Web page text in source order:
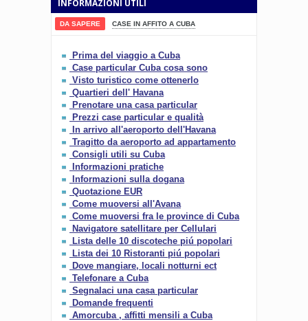
INFORMAZIONI UTILI
DA SAPERE CASE IN AFFITO A CUBA
Prima del viaggio a Cuba
Case particular Cuba cosa sono
Visto turistico come ottenerlo
Quartieri dell' Havana
Prenotare una casa particular
Prezzi case particular e qualità
In arrivo all'aeroporto dell'Havana
Tragitto da aeroporto ad appartamento
Consigli utili su Cuba
Informazioni pratiche
Informazioni sulla dogana
Quotazione EUR
Come muoversi all'Avana
Come muoversi fra le province di Cuba
Navigatore satellitare per Cellulari
Lista delle 10 discoteche piú popolari
Lista dei 10 Ristoranti piú popolari
Dove mangiare, locali notturni ect
Telefonare a Cuba
Segnalaci una casa particular
Domande frequenti
Amorcuba , affitti mensili a Cuba